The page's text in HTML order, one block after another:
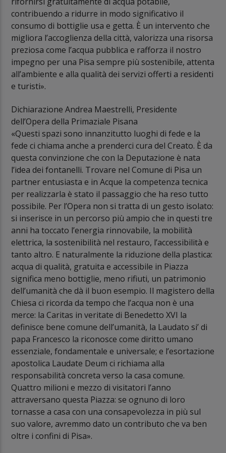
contribuendo a ridurre in modo significativo il
consumo di bottiglie usa e getta. È un intervento che
migliora l’accoglienza della città, valorizza una risorsa
preziosa come l’acqua pubblica e rafforza il nostro
impegno per una Pisa sempre più sostenibile, attenta
all’ambiente e alla qualità dei servizi offerti a residenti
e turisti».
Dichiarazione Andrea Maestrelli, Presidente
dell’Opera della Primaziale Pisana
«Questi spazi sono innanzitutto luoghi di fede e la
fede ci chiama anche a prenderci cura del Creato. È da
questa convinzione che con la Deputazione è nata
l’idea dei fontanelli. Trovare nel Comune di Pisa un
partner entusiasta e in Acque la competenza tecnica
per realizzarla è stato il passaggio che ha reso tutto
possibile. Per l’Opera non si tratta di un gesto isolato:
si inserisce in un percorso più ampio che in questi tre
anni ha toccato l’energia rinnovabile, la mobilità
elettrica, la sostenibilità nel restauro, l’accessibilità e
tanto altro. E naturalmente la riduzione della plastica:
acqua di qualità, gratuita e accessibile in Piazza
significa meno bottiglie, meno rifiuti, un patrimonio
dell’umanità che dà il buon esempio. Il magistero della
Chiesa ci ricorda da tempo che l’acqua non è una
merce: la Caritas in veritate di Benedetto XVI la
definisce bene comune dell’umanità, la Laudato si’ di
papa Francesco la riconosce come diritto umano
essenziale, fondamentale e universale; e l’esortazione
apostolica Laudate Deum ci richiama alla
responsabilità concreta verso la casa comune.
Quattro milioni e mezzo di visitatori l’anno
attraversano questa Piazza: se ognuno di loro
tornasse a casa con una consapevolezza in più sul
suo valore, avremmo dato un contributo che va ben
oltre i confini di Pisa».